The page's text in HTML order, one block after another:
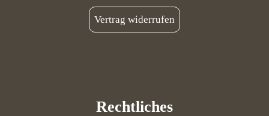
Vertrag widerrufen
Rechtliches